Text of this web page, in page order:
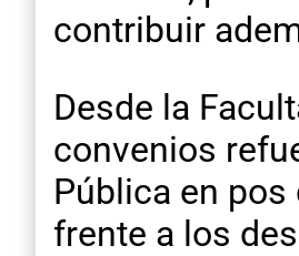
contribuir
Desde la
convenios
Pública en
frente a los